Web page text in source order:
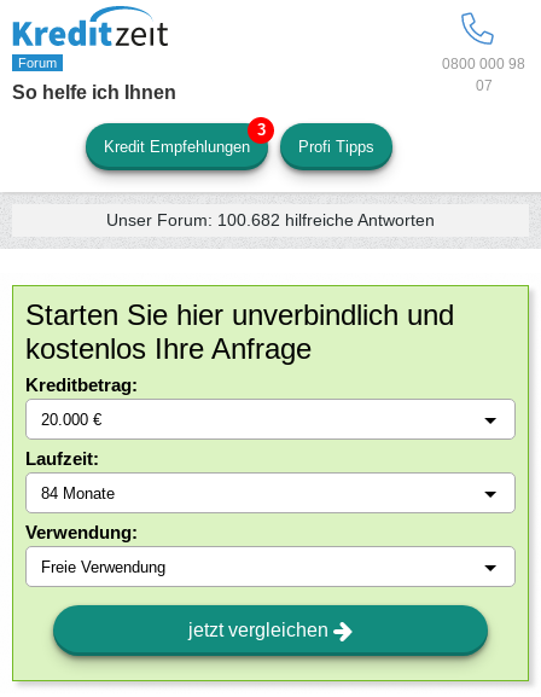
0800 000 98
07
So helfe ich Ihnen
Kredit Empfehlungen Profi Tipps
Unser Forum: 100.682 hilfreiche Antworten
Starten Sie hier unverbindlich und
kostenlos Ihre Anfrage
Kreditbetrag:
Laufzeit:
Verwendung:
jetzt vergleichen